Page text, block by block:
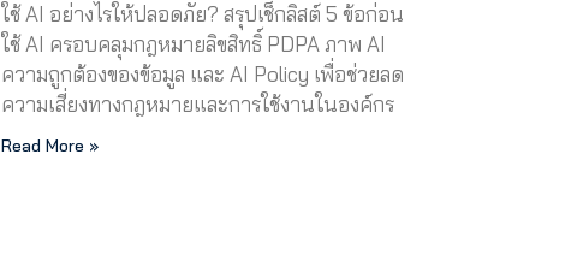
ใช้ AI อย่างไรให้ปลอดภัย? สรุปเช็กลิสต์ 5 ข้อก่อน
ใช้ AI ครอบคลุมกฎหมายลิขสิทธิ์ PDPA ภาพ AI
ความถูกต้องของข้อมูล และ AI Policy เพื่อช่วยลด
ความเสี่ยงทางกฎหมายและการใช้งานในองค์กร
Read More »